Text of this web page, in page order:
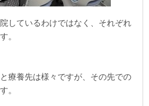
しているわけではなく、それぞれ
。
療養先は様々ですが、その先での
。